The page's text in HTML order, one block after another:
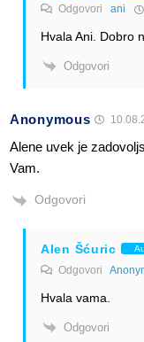
Odgovori ani
Hvala Ani. Dobro
Odgovori
Anonymous
Alene uvek je
Vam.
Odgovori
Alen Šćuric
Odgovori
Hvala vama.
Odgovori